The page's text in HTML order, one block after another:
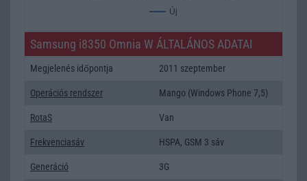
Új
Samsung i8350 Omnia W ÁLTALÁNOS ADATAI
Megjelenés időpontja 2011 szeptember
Operációs rendszer Mango (Windows Phone 7,5)
RotaS Van
Frekvenciasáv HSPA, GSM 3 sáv
Generáció 3G